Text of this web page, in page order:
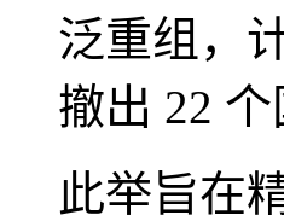
泛重组，
撤出 22
此举旨在